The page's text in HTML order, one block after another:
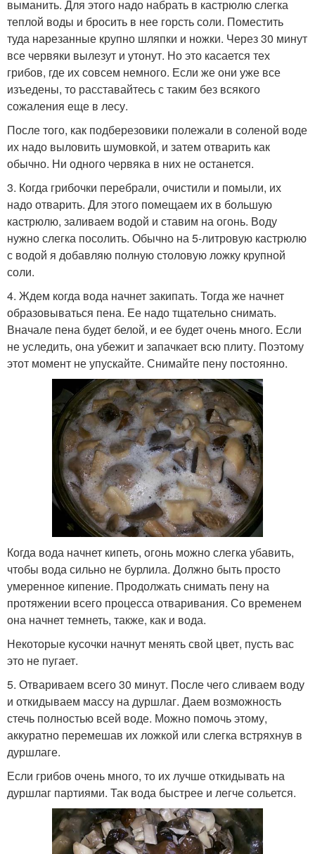
выманить. Для этого надо набрать в кастрюлю слегка
теплой воды и бросить в нее горсть соли. Поместить
туда нарезанные крупно шляпки и ножки. Через 30 минут
все червяки вылезут и утонут. Но это касается тех
грибов, где их совсем немного. Если же они уже все
изъедены, то расставайтесь с таким без всякого
сожаления еще в лесу.
После того, как подберезовики полежали в соленой воде
их надо выловить шумовкой, и затем отварить как
обычно. Ни одного червяка в них не останется.
3. Когда грибочки перебрали, очистили и помыли, их
надо отварить. Для этого помещаем их в большую
кастрюлю, заливаем водой и ставим на огонь. Воду
нужно слегка посолить. Обычно на 5-литровую кастрюлю
с водой я добавляю полную столовую ложку крупной
соли.
4. Ждем когда вода начнет закипать. Тогда же начнет
образовываться пена. Ее надо тщательно снимать.
Вначале пена будет белой, и ее будет очень много. Если
не уследить, она убежит и запачкает всю плиту. Поэтому
этот момент не упускайте. Снимайте пену постоянно.
Когда вода начнет кипеть, огонь можно слегка убавить,
чтобы вода сильно не бурлила. Должно быть просто
умеренное кипение. Продолжать снимать пену на
протяжении всего процесса отваривания. Со временем
она начнет темнеть, также, как и вода.
Некоторые кусочки начнут менять свой цвет, пусть вас
это не пугает.
5. Отвариваем всего 30 минут. После чего сливаем воду
и откидываем массу на дуршлаг. Даем возможность
стечь полностью всей воде. Можно помочь этому,
аккуратно перемешав их ложкой или слегка встряхнув в
дуршлаге.
Если грибов очень много, то их лучше откидывать на
дуршлаг партиями. Так вода быстрее и легче сольется.